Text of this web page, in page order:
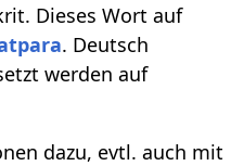
Dieses Wort auf
. Deutsch
werden auf
dazu, evtl. auch mit